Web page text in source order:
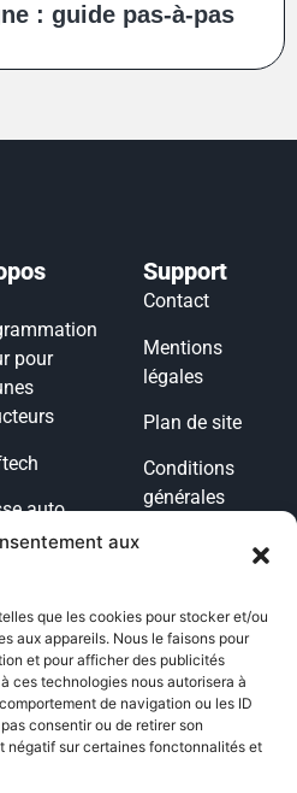
aux
que les cookies pour stocker et/ou
aux appareils. Nous le faisons pour
et pour afficher des publicités
ces technologies nous autorisera à
de navigation ou les ID
consentir ou de retirer son
négatif sur certaines fonctonnalités et
: guide pas-à-pas
pour
auto
auto
Support
Contact
Mentions
légales
Plan de site
Conditions
générales
vente
Politique de
cookies
Politique de